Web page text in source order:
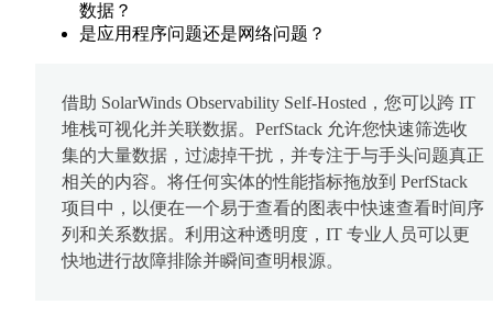
数据？
是应用程序问题还是网络问题？
借助 SolarWinds Observability Self-Hosted，您可以跨 IT
堆栈可视化并关联数据。PerfStack 允许您快速筛选收
集的大量数据，过滤掉干扰，并专注于与手头问题真正
相关的内容。将任何实体的性能指标拖放到 PerfStack
项目中，以便在一个易于查看的图表中快速查看时间序
列和关系数据。利用这种透明度，IT 专业人员可以更
快地进行故障排除并瞬间查明根源。